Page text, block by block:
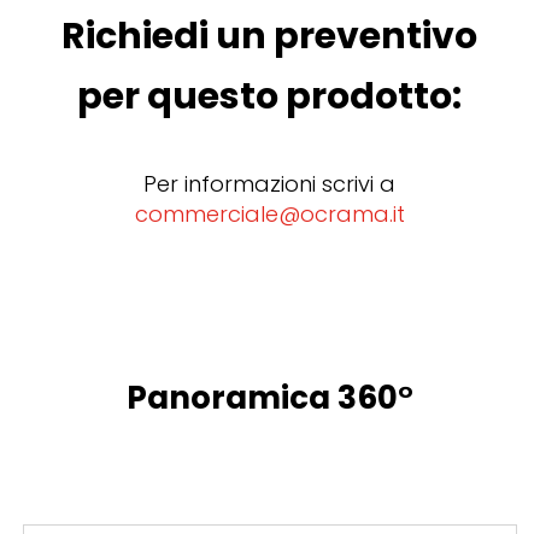
Richiedi un preventivo
per questo prodotto:
Per informazioni scrivi a
commerciale@ocrama.it
Panoramica 360°